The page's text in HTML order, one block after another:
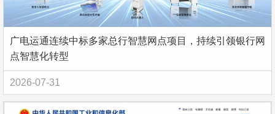
广电运通连续中标多家总行智慧网点项目，持续引领银行网
点智慧化转型
2026-07-31